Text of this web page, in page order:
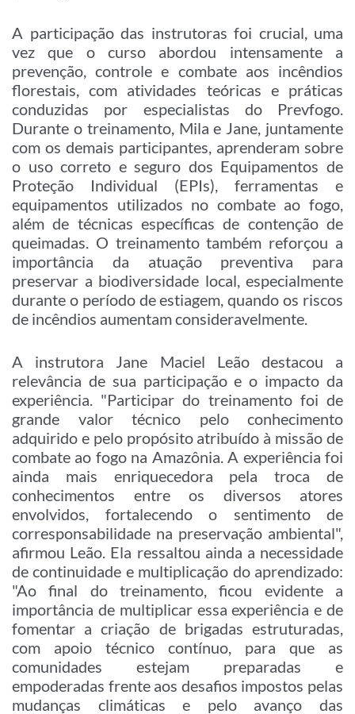
A participação das instrutoras foi crucial, uma
vez que o curso abordou intensamente a
prevenção, controle e combate aos incêndios
florestais, com atividades teóricas e práticas
conduzidas por especialistas do Prevfogo.
Durante o treinamento, Mila e Jane, juntamente
com os demais participantes, aprenderam sobre
o uso correto e seguro dos Equipamentos de
Proteção Individual (EPIs), ferramentas e
equipamentos utilizados no combate ao fogo,
além de técnicas específicas de contenção de
queimadas. O treinamento também reforçou a
importância da atuação preventiva para
preservar a biodiversidade local, especialmente
durante o período de estiagem, quando os riscos
de incêndios aumentam consideravelmente.
A instrutora Jane Maciel Leão destacou a
relevância de sua participação e o impacto da
experiência. "Participar do treinamento foi de
grande valor técnico pelo conhecimento
adquirido e pelo propósito atribuído à missão de
combate ao fogo na Amazônia. A experiência foi
ainda mais enriquecedora pela troca de
conhecimentos entre os diversos atores
envolvidos, fortalecendo o sentimento de
corresponsabilidade na preservação ambiental",
afirmou Leão. Ela ressaltou ainda a necessidade
de continuidade e multiplicação do aprendizado:
"Ao final do treinamento, ficou evidente a
importância de multiplicar essa experiência e de
fomentar a criação de brigadas estruturadas,
com apoio técnico contínuo, para que as
comunidades estejam preparadas e
empoderadas frente aos desafios impostos pelas
mudanças climáticas e pelo avanço das